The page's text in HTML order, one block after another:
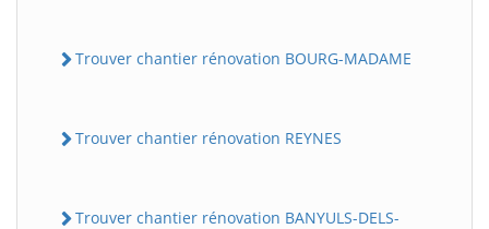
Trouver chantier rénovation BOURG-MADAME
Trouver chantier rénovation REYNES
Trouver chantier rénovation BANYULS-DELS-